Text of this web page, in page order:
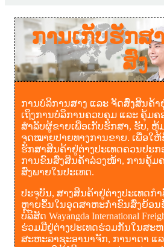
ການເກັບຮັກສ
ສົ່ງ
ການບໍລິການສາງ ແລະ ຈັດສົ່ງສິນຄ້າ
ເຖິງການບໍລິການຄວບຄຸມ ແລະ ຄຸ້ມຄ
ສຳລັບຜູ້ຂາຍເພື່ອເກັບຮັກສາ, ຮັບ,
ຈຸດໝາຍປາຍທາງການຂາຍ. ເພື່ອໃຫ້
ຮັກສາສິນຄ້າຢູ່ຕ່າງປະເທດຄວນປະ
ການຂົນສົ່ງສິນຄ້າລ່ວງໜ້າ, ການຄຸ້ມ
ສົ່ງພາຍໃນປະເທດ.
ປະຈຸບັນ, ສາງສິນຄ້າຢູ່ຕ່າງປະເທດກ
ຫຼາຍຂຶ້ນໃນອຸດສາຫະກຳຂົນສົ່ງຍ້ອນ
ບໍລິສັດ Wayangda International
ຮ່ວມມືຢູ່ຕ່າງປະເທດຮ່ວມກັນໃນສະຫ
ສະຫະລາຊະອານາຈັກ, ການາດາ ແ